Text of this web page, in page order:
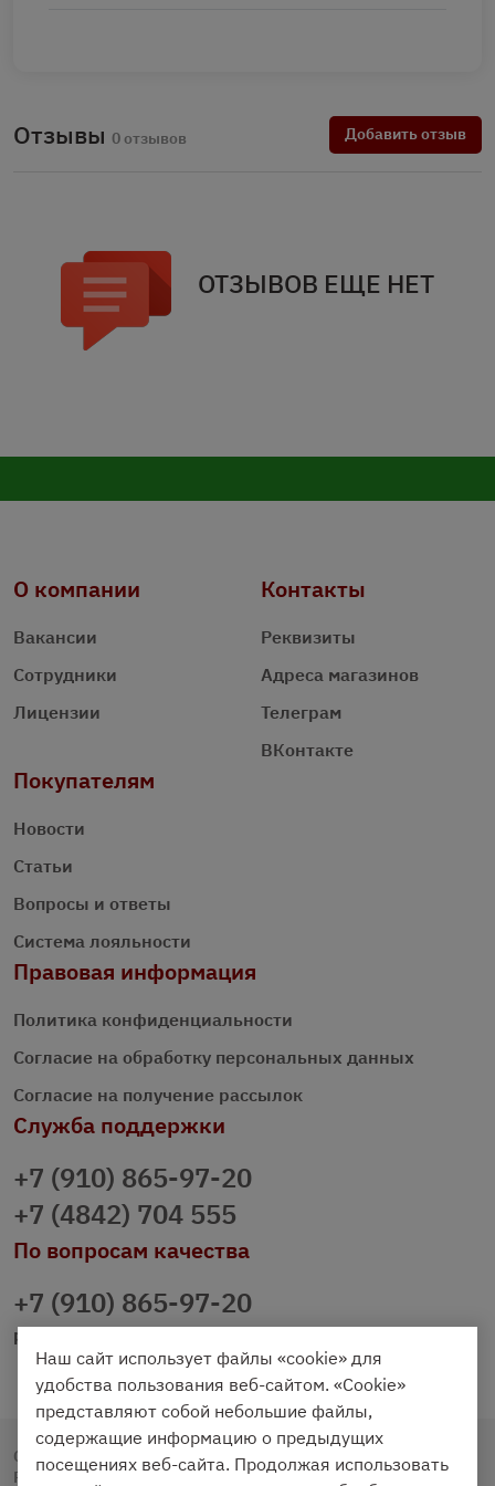
Отзывы 0 отзывов Добавить отзыв
ОТЗЫВОВ ЕЩЕ НЕТ
О компании
Вакансии
Сотрудники
Лицензии
Контакты
Реквизиты
Адреса магазинов
Телеграм
ВКонтакте
Покупателям
Новости
Статьи
Вопросы и ответы
Система лояльности
Правовая информация
Политика конфиденциальности
Согласие на обработку персональных данных
Согласие на получение рассылок
Служба поддержки
+7 (910) 865-97-20
+7 (4842) 704 555
По вопросам качества
+7 (910) 865-97-20
prazdnichniy40@palmi.ru
Copyright © 2020 - 2026. Праздничный Стол.
Разработка и продвижение - Vegas Studio
Наш сайт использует файлы «cookie» для
удобства пользования веб-сайтом. «Cookie»
представляют собой небольшие файлы,
содержащие информацию о предыдущих
посещениях веб-сайта. Продолжая использовать